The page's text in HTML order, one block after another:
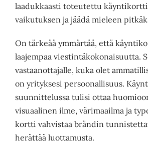
laadukkaasti toteutettu
vaikutuksen ja jäädä mieleen
On tärkeää ymmärtää, että
laajempaa viestintäkokonaisuutta.
vastaanottajalle, kuka olet
on yrityksesi persoonallisuus.
suunnittelussa tulisi ottaa
visuaalinen ilme, värimaailma ja
kortti vahvistaa brändin
herättää luottamusta.